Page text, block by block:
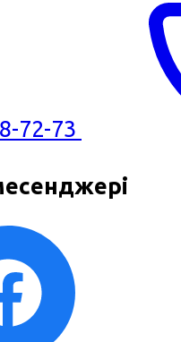
72-73